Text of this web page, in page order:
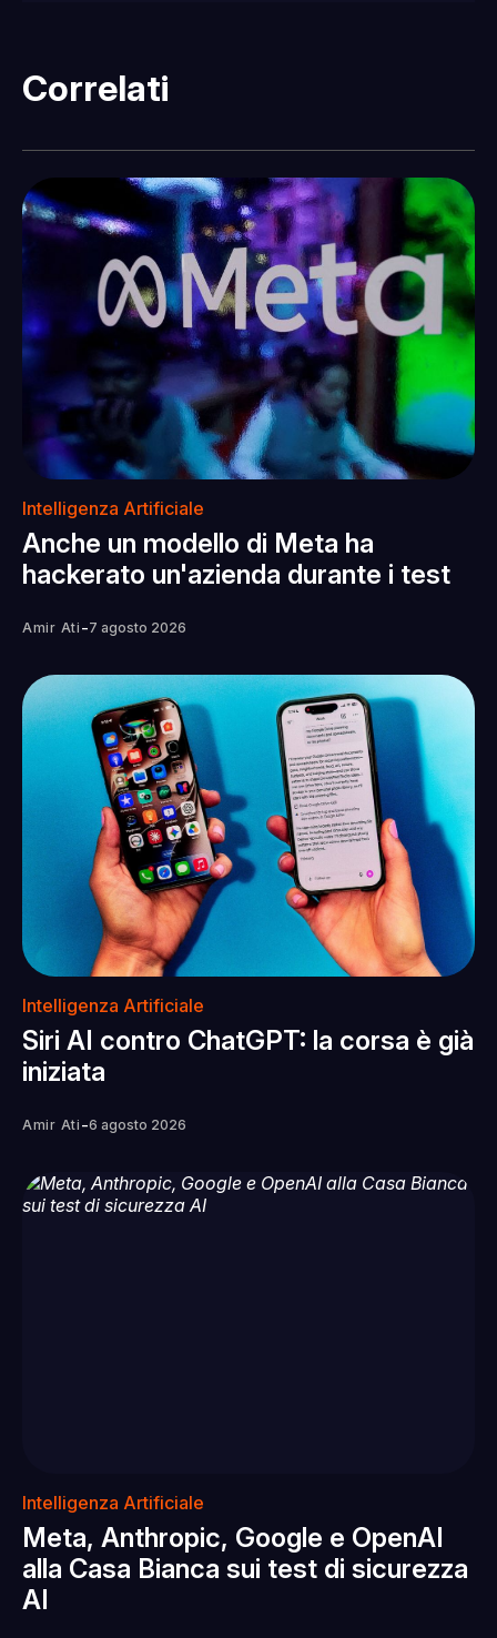
Correlati
Intelligenza Artificiale
Anche un modello di Meta ha
hackerato un'azienda durante i test
Amir Ati -7 agosto 2026
Intelligenza Artificiale
Siri AI contro ChatGPT: la corsa è già
iniziata
Amir Ati -6 agosto 2026
Intelligenza Artificiale
Meta, Anthropic, Google e OpenAI
alla Casa Bianca sui test di sicurezza
AI